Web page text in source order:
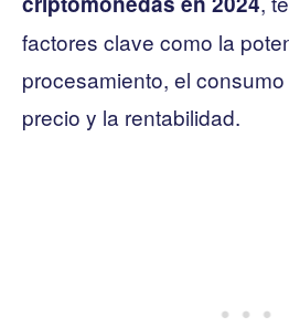
factores clave como la
procesamiento, el
precio y la rentabilidad.